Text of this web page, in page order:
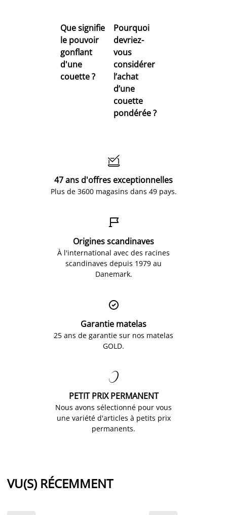
Que signifie
le pouvoir
gonflant
d'une
couette ?
Pourquoi
devriez-
vous
considérer
l’achat
d’une
couette
pondérée ?

47 ans d'offres exceptionnelles
Plus de 3600 magasins dans 49 pays.

Origines scandinaves
À l'international avec des racines
scandinaves depuis 1979 au
Danemark.

Garantie matelas
25 ans de garantie sur nos matelas
GOLD.

PETIT PRIX PERMANENT
Nous avons sélectionné pour vous
une variété d'articles à petits prix
permanents.
VU(S) RÉCEMMENT